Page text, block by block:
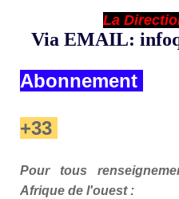
La
Via EMAIL:
Abonnement
+33
Pour tous
Afrique de l'ouest :